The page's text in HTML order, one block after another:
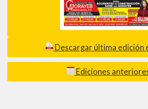
Descargar última edición
Ediciones